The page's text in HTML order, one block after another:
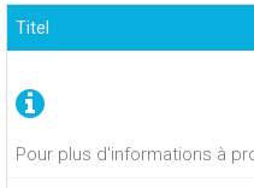
Pour plus d'informations à
Titel